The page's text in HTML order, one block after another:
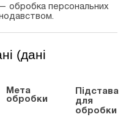
обробка персональних
(дані
Мета
обробки
Підстава
для
обробки